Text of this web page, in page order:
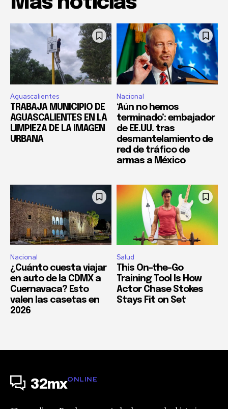
Aguascalientes
TRABAJA MUNICIPIO DE
AGUASCALIENTES EN LA
LIMPIEZA DE LA IMAGEN
URBANA
Nacional
‘Aún no hemos
terminado’: embajador
de EE.UU. tras
desmantelamiento de
red de tráfico de
armas a México
Nacional
¿Cuánto cuesta viajar
en auto de la CDMX a
Cuernavaca? Esto
valen las casetas en
2026
Salud
This On-the-Go
Training Tool Is How
Actor Chase Stokes
Stays Fit on Set
32mxONLINE